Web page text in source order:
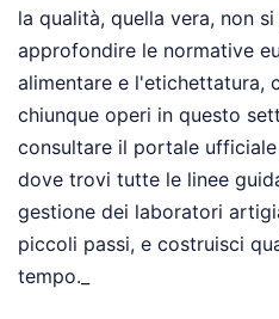
la qualità, quella vera, non
approfondire le normative
alimentare e l'etichettatura,
chiunque operi in questo
consultare il portale
dove trovi tutte le linee
gestione dei laboratori
piccoli passi, e costruisci
tempo._